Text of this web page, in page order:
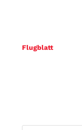
Flugblatt